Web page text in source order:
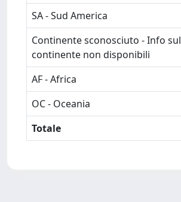
SA - Sud America
Continente sconosciuto - Info sul
continente non disponibili
AF - Africa
OC - Oceania
Totale